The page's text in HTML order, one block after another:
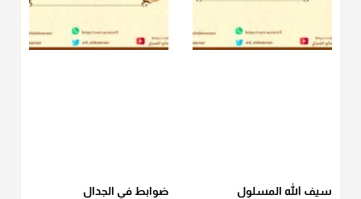
منذ 3 شهر
سيف الله المسلول ضوابط في الجدال